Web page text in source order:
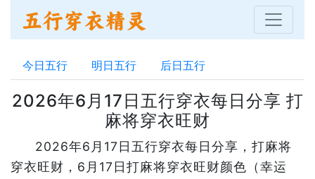
今日五行 明日五行 后日五行
2026年6月17日五行穿衣每日分享 打
麻将穿衣旺财
2026年6月17日五行穿衣每日分享，打麻将
穿衣旺财，6月17日打麻将穿衣旺财颜色（幸运